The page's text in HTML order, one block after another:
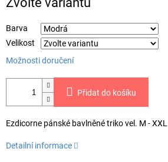
cena:
Barva
Velikost
Možnosti doručení
Přidat do košíku
Ezdicorne pánské bavlněné triko vel. M - XXL
Detailní informace